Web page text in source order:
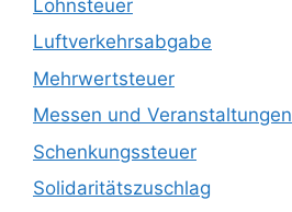
Lohnsteuer
Luftverkehrsabgabe
Mehrwertsteuer
Messen und Veranstaltungen
Schenkungssteuer
Solidaritätszuschlag